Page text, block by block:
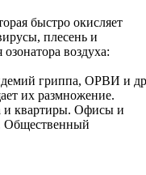
быстро окисляет
плесень и
воздуха:
гриппа, ОРВИ и
их размножение.
и квартиры. Офисы и
Общественный